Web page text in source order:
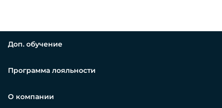
Доп. обучение
Программа лояльности
О компании